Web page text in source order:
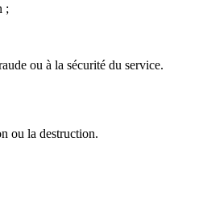
;
ou à la sécurité du service.
ou la destruction.